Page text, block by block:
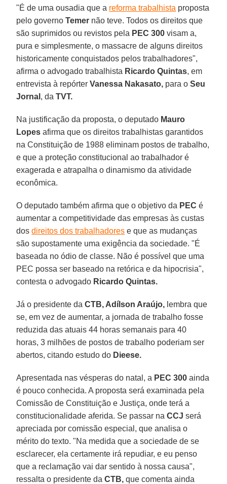
"É de uma ousadia que a reforma trabalhista proposta
pelo governoTemer não teve. Todos os direitos que
são suprimidos ou revistos pela PEC 300 visam a,
pura e simplesmente, o massacre de alguns direitos
historicamente conquistados pelos trabalhadores",
afirma o advogado trabalhista Ricardo Quintas, em
entrevista à repórterVanessa Nakasato, para oSeu
Jornal , daTVT.
Na justificação da proposta, o deputado Mauro
Lopes afirma que os direitos trabalhistas garantidos
na Constituição de 1988 eliminam postos de trabalho,
e que a proteção constitucional ao trabalhador é
exagerada e atrapalha o dinamismo da atividade
econômica.
O deputado também afirma que o objetivo da PEC é
aumentar a competitividade das empresas às custas
dosdireitos dos trabalhadores e que as mudanças
são supostamente uma exigência da sociedade. "É
baseada no ódio de classe. Não é possível que uma
PEC possa ser baseado na retórica e da hipocrisia",
contesta o advogado Ricardo Quintas.
Já o presidente daCTB, Adílson Araújo, lembra que
se, em vez de aumentar, a jornada de trabalho fosse
reduzida das atuais 44 horas semanais para 40
horas, 3 milhões de postos de trabalho poderiam ser
abertos, citando estudo do Dieese.
Apresentada nas vésperas do natal, a PEC 300 ainda
é pouco conhecida. A proposta será examinada pela
Comissão de Constituição e Justiça, onde terá a
constitucionalidade aferida. Se passar naCCJ será
apreciada por comissão especial, que analisa o
mérito do texto. "Na medida que a sociedade de se
esclarecer, ela certamente irá repudiar, e eu penso
que a reclamação vai dar sentido à nossa causa",
ressalta o presidente daCTB, que comenta ainda